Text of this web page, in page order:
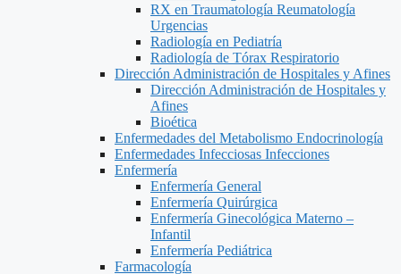
RX en Traumatología Reumatología
Urgencias
Radiología en Pediatría
Radiología de Tórax Respiratorio
Dirección Administración de Hospitales y Afines
Dirección Administración de Hospitales y
Afines
Bioética
Enfermedades del Metabolismo Endocrinología
Enfermedades Infecciosas Infecciones
Enfermería
Enfermería General
Enfermería Quirúrgica
Enfermería Ginecológica Materno –
Infantil
Enfermería Pediátrica
Farmacología